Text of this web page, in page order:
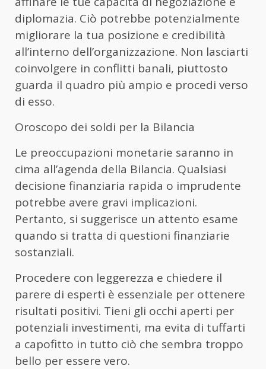
diplomazia. Ciò potrebbe potenzialmente
migliorare la tua posizione e credibilità
all’interno dell’organizzazione. Non lasciarti
coinvolgere in conflitti banali, piuttosto
guarda il quadro più ampio e procedi verso
di esso.
Oroscopo dei soldi per la Bilancia
Le preoccupazioni monetarie saranno in
cima all’agenda della Bilancia. Qualsiasi
decisione finanziaria rapida o imprudente
potrebbe avere gravi implicazioni.
Pertanto, si suggerisce un attento esame
quando si tratta di questioni finanziarie
sostanziali.
Procedere con leggerezza e chiedere il
parere di esperti è essenziale per ottenere
risultati positivi. Tieni gli occhi aperti per
potenziali investimenti, ma evita di tuffarti
a capofitto in tutto ciò che sembra troppo
bello per essere vero.